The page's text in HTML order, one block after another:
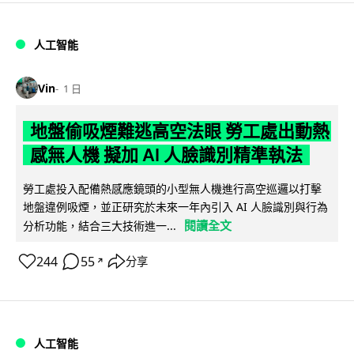
人工智能
Vin 1 日
地盤偷吸煙難逃高空法眼 勞工處出動熱
感無人機 擬加 AI 人臉識別精準執法
勞工處投入配備熱感應鏡頭的小型無人機進行高空巡邏以打擊
地盤違例吸煙，並正研究於未來一年內引入 AI 人臉識別與行為
分析功能，結合三大技術進一...
閱讀全文
244 55 ↗ 分享
人工智能